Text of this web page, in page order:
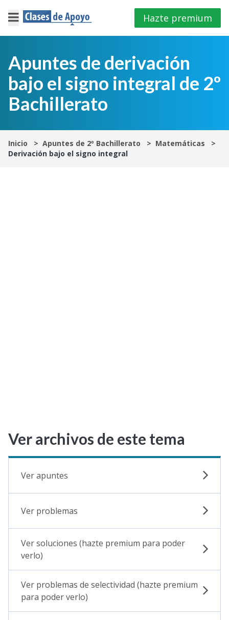
×
Iniciar
sesión
E.S.O
Hazte premium
Apuntes de derivación
bajo el signo integral de 2º
Bachillerato
Inicio Apuntes de 2º Bachillerato
Matemáticas
Derivación bajo el signo integral
Ver archivos de este tema
Ver apuntes
Ver problemas
Ver soluciones (hazte premium para poder
verlo)
Ver problemas de selectividad (hazte premium
para poder verlo)